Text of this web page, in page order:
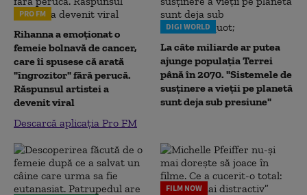
PRO FM
Rihanna a emoționat o
femeie bolnavă de cancer,
care îi spusese că arată
"îngrozitor" fără perucă.
Răspunsul artistei a
devenit viral
Descarcă aplicația Pro FM
DIGI WORLD
La câte miliarde ar putea
ajunge populația Terrei
până în 2070. "Sistemele de
susținere a vieții pe planetă
sunt deja sub presiune"
FILM NOW